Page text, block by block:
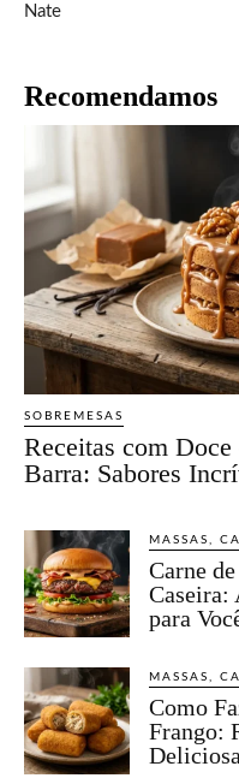
Nate
Recomendamos
SOBREMESAS
Receitas com
Barra: Sabores
MASSAS,
Carne
Caseira:
para
MASSAS,
Como
Frango:
Deliciosa